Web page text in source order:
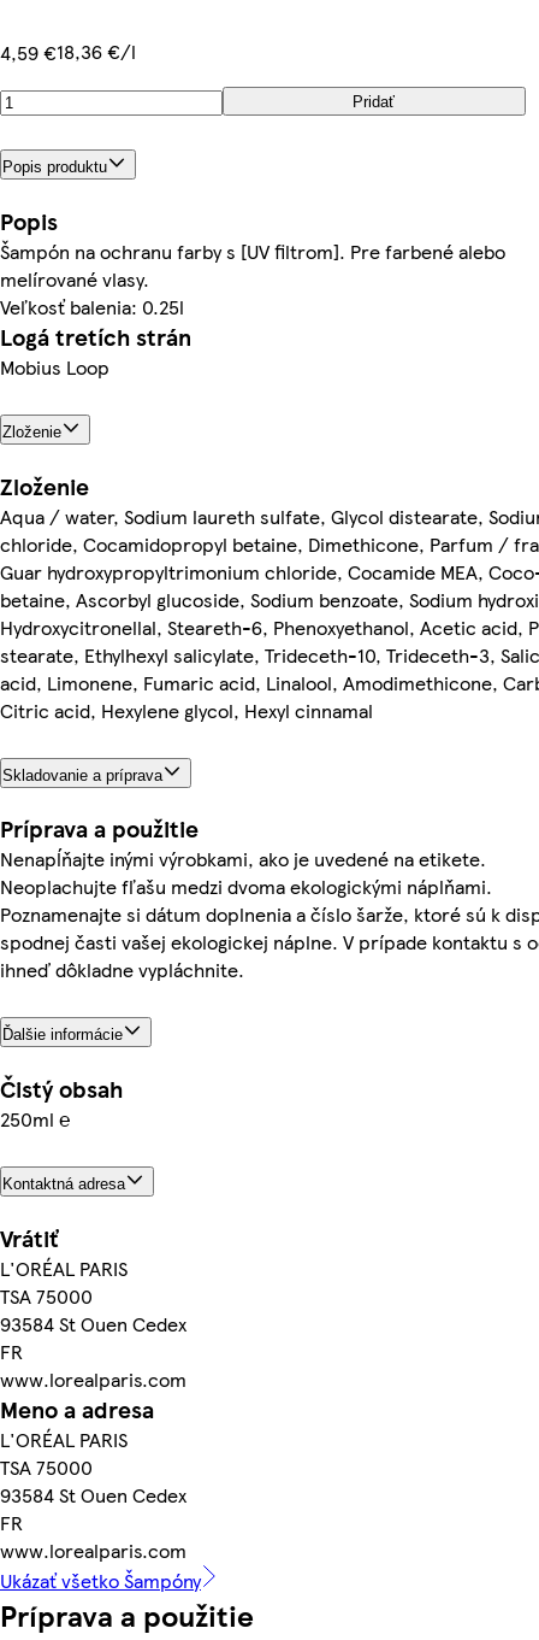
4,59 €18,36 €/l
Pridať
Popis produktu
Popis
Šampón na ochranu farby s [UV filtrom]. Pre farbené alebo
melírované vlasy.
Veľkosť balenia: 0.25l
Logá tretích strán
Mobius Loop
Zloženie
Zloženie
Aqua / water, Sodium laureth sulfate, Glycol distearate,
chloride, Cocamidopropyl betaine, Dimethicone, Parfum /
Guar hydroxypropyltrimonium chloride, Cocamide MEA,
betaine, Ascorbyl glucoside, Sodium benzoate, Sodium
Hydroxycitronellal, Steareth-6, Phenoxyethanol, Acetic acid,
stearate, Ethylhexyl salicylate, Trideceth-10, Trideceth-3,
acid, Limonene, Fumaric acid, Linalool, Amodimethicone,
Citric acid, Hexylene glycol, Hexyl cinnamal
Skladovanie a príprava
Príprava a použitie
Nenapĺňajte inými výrobkami, ako je uvedené na etikete.
Neoplachujte fľašu medzi dvoma ekologickými náplňami.
Poznamenajte si dátum doplnenia a číslo šarže, ktoré sú k
spodnej časti vašej ekologickej náplne. V prípade kontaktu s
ihneď dôkladne vypláchnite.
Ďalšie informácie
Čistý obsah
250ml ℮
Kontaktná adresa
Vrátiť
L'ORÉAL PARIS
TSA 75000
93584 St Ouen Cedex
FR
www.lorealparis.com
Meno a adresa
L'ORÉAL PARIS
TSA 75000
93584 St Ouen Cedex
FR
www.lorealparis.com
Ukázať všetko Šampóny
Príprava a použitie